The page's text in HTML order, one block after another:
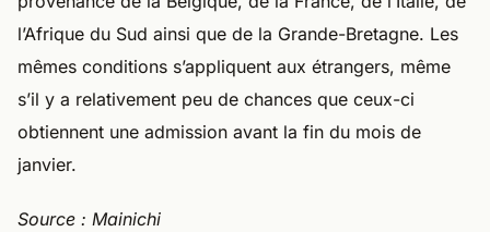
l’Afrique du Sud ainsi que de la Grande-Bretagne. Les
mêmes conditions s’appliquent aux étrangers, même
s’il y a relativement peu de chances que ceux-ci
obtiennent une admission avant la fin du mois de
janvier.
Source : Mainichi